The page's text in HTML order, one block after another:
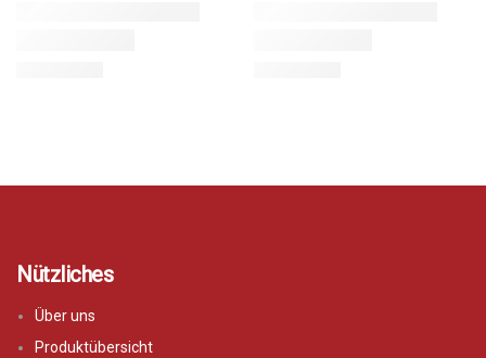
Nützliches
Über uns
Produktübersicht